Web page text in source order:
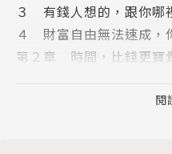
現在的她，是擁有超過
知名投資理財學院──長
幫助讀者從具體的理財方
３ 有錢人想的，跟你哪
４ 財富自由無法速成，
第２章 時間，比錢更寶
２ 巴菲特二十打孔法，
３ 借用願望清單，幫助
閱